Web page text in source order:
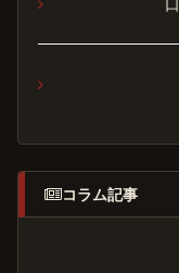
コラム記事